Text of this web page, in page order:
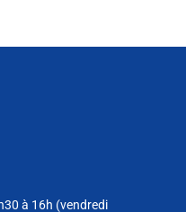
à 16h (vendredi